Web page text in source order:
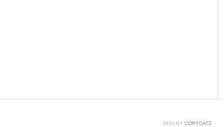
SKIN BY COPYCATZ